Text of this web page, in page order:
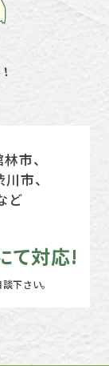
市、
市、
ど
て対応!
下さい。